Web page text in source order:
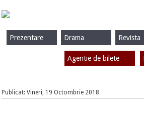
Revista
Drama
Prezentare
Agentie de bilete
Publicat: Vineri, 19 Octombrie 2018